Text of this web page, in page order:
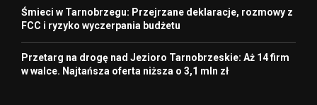
Śmieci w Tarnobrzegu: Przejrzane deklaracje, rozmowy z
FCC i ryzyko wyczerpania budżetu
Przetarg na drogę nad Jezioro Tarnobrzeskie: Aż 14 firm
w walce. Najtańsza oferta niższa o 3,1 mln zł